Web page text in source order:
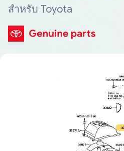
สำหรับ Toyota